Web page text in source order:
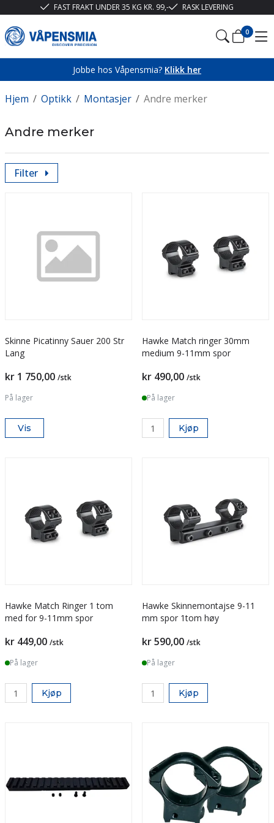
FAST FRAKT UNDER 35 KG KR. 99,- RASK LEVERING
0
Jobbe hos Våpensmia? Klikk her
/
Hjem /
Optikk /
Montasjer Andre merker
Andre merker
Filter
Skinne Picatinny Sauer 200 Str
Lang
kr 1 750,00 /stk
På lager
Vis
Hawke Match ringer 30mm
medium 9-11mm spor
kr 490,00 /stk
På lager
Kjøp
Hawke Match Ringer 1 tom
med for 9-11mm spor
kr 449,00 /stk
På lager
Kjøp
Hawke Skinnemontajse 9-11
mm spor 1tom høy
kr 590,00 /stk
På lager
Kjøp